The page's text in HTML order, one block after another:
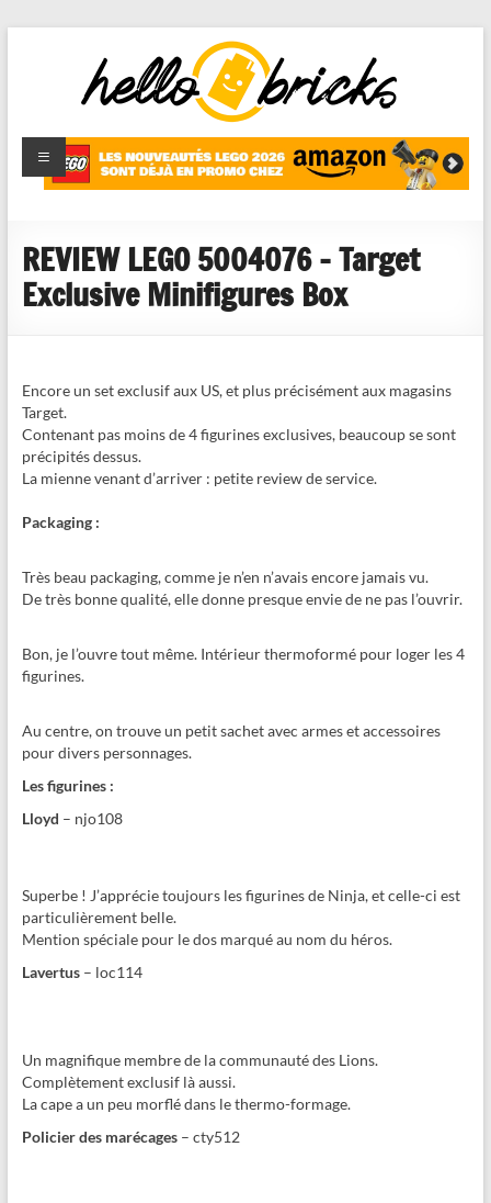
HelloBricks
Blog LEGO,
nouveaut�s
reviews
REVIEW LEGO 5004076 – Target
Exclusive Minifigures Box
Encore un set exclusif aux US, et plus précisément aux magasins
Target.
Contenant pas moins de 4 figurines exclusives, beaucoup se sont
précipités dessus.
La mienne venant d’arriver : petite review de service.
Packaging :
Très beau packaging, comme je n’en n’avais encore jamais vu.
De très bonne qualité, elle donne presque envie de ne pas l’ouvrir.
Bon, je l’ouvre tout même. Intérieur thermoformé pour loger les 4
figurines.
Au centre, on trouve un petit sachet avec armes et accessoires
pour divers personnages.
Les figurines :
Lloyd – njo108
Superbe ! J’apprécie toujours les figurines de Ninja, et celle-ci est
particulièrement belle.
Mention spéciale pour le dos marqué au nom du héros.
Lavertus– loc114
Un magnifique membre de la communauté des Lions.
Complètement exclusif là aussi.
La cape a un peu morflé dans le thermo-formage.
Policier des marécages– cty512